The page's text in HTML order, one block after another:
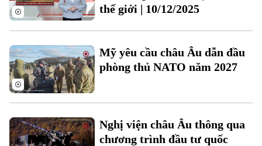
thế giới | 10/12/2025
Mỹ yêu cầu châu Âu dẫn đầu
phòng thủ NATO năm 2027
Nghị viện châu Âu thông qua
chương trình đầu tư quốc